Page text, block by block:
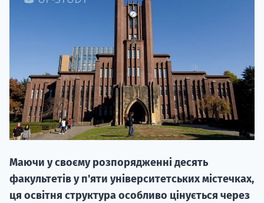
Маючи у своєму розпорядженні десять
факультетів у п'яти університетських містечках,
ця освітня структура особливо цінується через
"Навчання
НАБІР
вступ на